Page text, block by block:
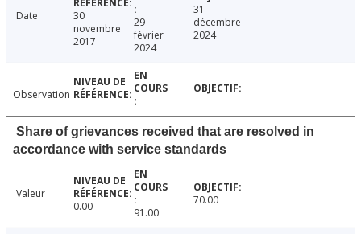
Date
30
novembre
2017
29
février
2024
31
décembre
2024
Observation
Share of grievances received that are resolved in
accordance with service standards
Valeur
0.00
91.00
70.00